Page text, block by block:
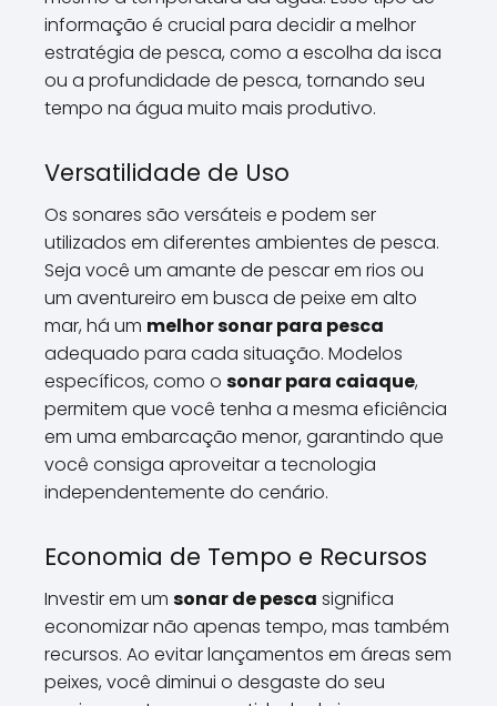
informação é crucial para decidir a melhor
estratégia de pesca, como a escolha da isca
ou a profundidade de pesca, tornando seu
tempo na água muito mais produtivo.
Versatilidade de Uso
Os sonares são versáteis e podem ser
utilizados em diferentes ambientes de pesca.
Seja você um amante de pescar em rios ou
um aventureiro em busca de peixe em alto
mar, há um melhor sonar para pesca
adequado para cada situação. Modelos
específicos, como o sonar para caiaque,
permitem que você tenha a mesma eficiência
em uma embarcação menor, garantindo que
você consiga aproveitar a tecnologia
independentemente do cenário.
Economia de Tempo e Recursos
Investir em um sonar de pesca significa
economizar não apenas tempo, mas também
recursos. Ao evitar lançamentos em áreas sem
peixes, você diminui o desgaste do seu